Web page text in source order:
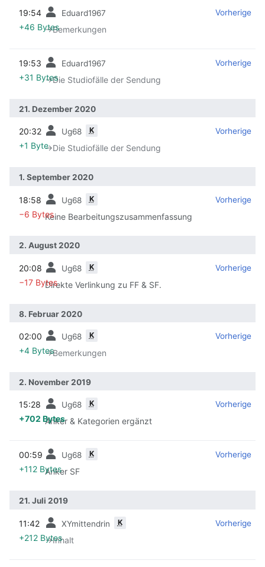
Vorherige
19:54 Eduard1967
+46 Bytes→‎Bemerkungen
Vorherige
19:53 Eduard1967
+31 Bytes→‎Die Studiofälle der Sendung
21. Dezember 2020
Vorherige
20:32 Ug68 K
+1 Byte→‎Die Studiofälle der Sendung
1. September 2020
Vorherige
18:58 Ug68 K
−6 BytesKeine Bearbeitungszusammenfassung
2. August 2020
Vorherige
20:08 Ug68 K
−17 BytesDirekte Verlinkung zu FF & SF.
8. Februar 2020
Vorherige
02:00 Ug68 K
+4 Bytes→‎Bemerkungen
2. November 2019
Vorherige
15:28 Ug68 K
+702 BytesAnker & Kategorien ergänzt
Vorherige
00:59 Ug68 K
+112 BytesAnker SF
21. Juli 2019
Vorherige
11:42 XYmittendrin K
+212 Bytes
→‎Inhalt